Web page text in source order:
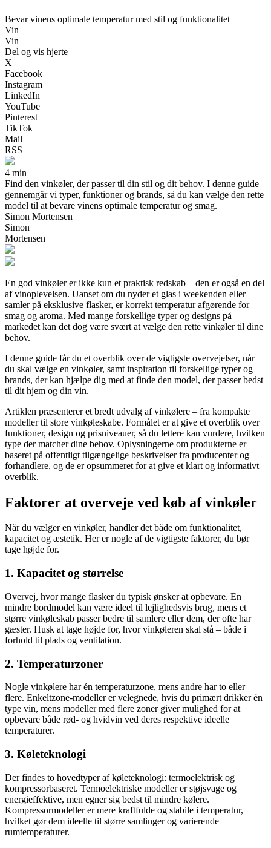
Bevar vinens optimale temperatur med stil og funktionalitet
Vin
Vin
Del og vis hjerte
X
Facebook
Instagram
LinkedIn
YouTube
Pinterest
TikTok
Mail
RSS
4 min
Find den vinkøler, der passer til din stil og dit behov. I denne guide
gennemgår vi typer, funktioner og brands, så du kan vælge den rette
model til at bevare vinens optimale temperatur og smag.
Simon Mortensen
Simon
Mortensen
En god vinkøler er ikke kun et praktisk redskab – den er også en del
af vinoplevelsen. Uanset om du nyder et glas i weekenden eller
samler på eksklusive flasker, er korrekt temperatur afgørende for
smag og aroma. Med mange forskellige typer og designs på
markedet kan det dog være svært at vælge den rette vinkøler til dine
behov.
I denne guide får du et overblik over de vigtigste overvejelser, når
du skal vælge en vinkøler, samt inspiration til forskellige typer og
brands, der kan hjælpe dig med at finde den model, der passer bedst
til dit hjem og din vin.
Artiklen præsenterer et bredt udvalg af vinkølere – fra kompakte
modeller til store vinkøleskabe. Formålet er at give et overblik over
funktioner, design og prisniveauer, så du lettere kan vurdere, hvilken
type der matcher dine behov. Oplysningerne om produkterne er
baseret på offentligt tilgængelige beskrivelser fra producenter og
forhandlere, og de er opsummeret for at give et klart og informativt
overblik.
Faktorer at overveje ved køb af vinkøler
Når du vælger en vinkøler, handler det både om funktionalitet,
kapacitet og æstetik. Her er nogle af de vigtigste faktorer, du bør
tage højde for.
1. Kapacitet og størrelse
Overvej, hvor mange flasker du typisk ønsker at opbevare. En
mindre bordmodel kan være ideel til lejlighedsvis brug, mens et
større vinkøleskab passer bedre til samlere eller dem, der ofte har
gæster. Husk at tage højde for, hvor vinkøleren skal stå – både i
forhold til plads og ventilation.
2. Temperaturzoner
Nogle vinkølere har én temperaturzone, mens andre har to eller
flere. Enkeltzone-modeller er velegnede, hvis du primært drikker én
type vin, mens modeller med flere zoner giver mulighed for at
opbevare både rød- og hvidvin ved deres respektive ideelle
temperaturer.
3. Køleteknologi
Der findes to hovedtyper af køleteknologi: termoelektrisk og
kompressorbaseret. Termoelektriske modeller er støjsvage og
energieffektive, men egner sig bedst til mindre kølere.
Kompressormodeller er mere kraftfulde og stabile i temperatur,
hvilket gør dem ideelle til større samlinger og varierende
rumtemperaturer.